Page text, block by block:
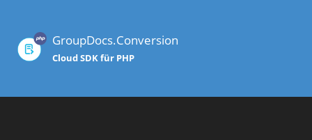
GroupDocs.Conversion
Cloud SDK für PHP